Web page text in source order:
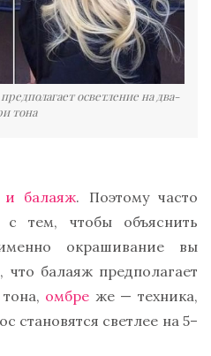
осветление на два-
тона
и балаяж. Поэтому часто
с тем, чтобы объяснить
окрашивание вы
балаяж предполагает
омбре же — техника,
становятся светлее на 5–